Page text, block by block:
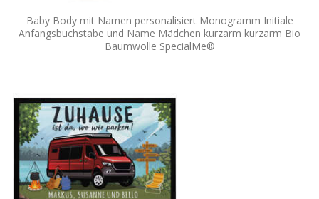
Baby Body mit Namen personalisiert Monogramm Initiale
Anfangsbuchstabe und Name Mädchen kurzarm kurzarm Bio
Baumwolle SpecialMe®